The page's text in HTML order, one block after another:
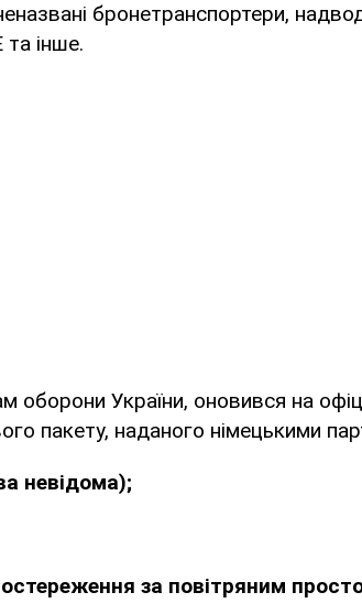
бронетранспортери,
інше.
оборони України, оновився на
пакету, наданого німецькими
невідома);
за повітряним